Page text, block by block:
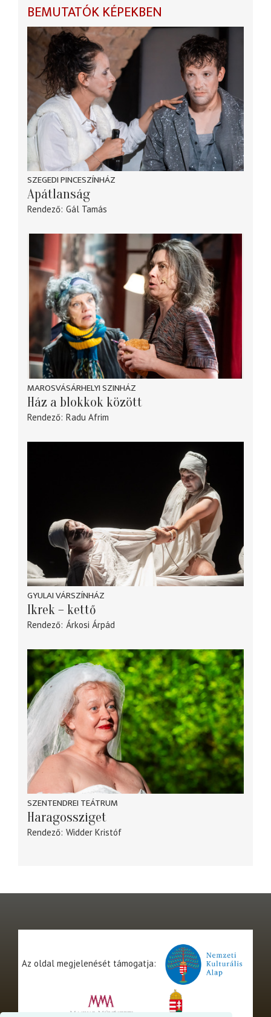
BEMUTATÓK KÉPEKBEN
SZEGEDI PINCESZÍNHÁZ
Apátlanság
Rendező Gál Tamás
MAROSVÁSÁRHELYI SZINHÁZ
Ház a blokkok között
Rendező Radu Afrim
GYULAI VÁRSZÍNHÁZ
Ikrek – kettő
Rendező Árkosi Árpád
SZENTENDREI TEÁTRUM
Haragossziget
Rendező Widder Kristóf
Az oldal megjelenését támogatja: